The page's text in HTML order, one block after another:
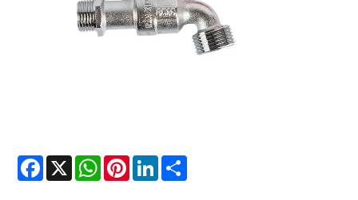
Facebook
X WhatsAppPinterestLinkedIn